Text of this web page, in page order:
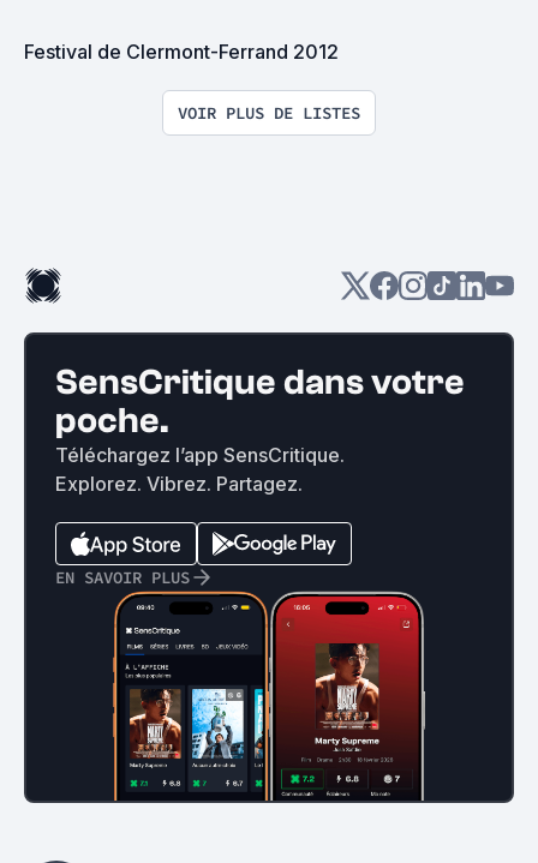
Festival de Clermont-Ferrand 2012
VOIR PLUS DE LISTES
SensCritique dans votre
poche.
Téléchargez l’app SensCritique.
Explorez. Vibrez. Partagez.
EN SAVOIR PLUS